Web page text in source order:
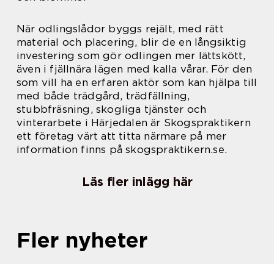
När odlingslådor byggs rejält, med rätt
material och placering, blir de en långsiktig
investering som gör odlingen mer lättskött,
även i fjällnära lägen med kalla vårar. För den
som vill ha en erfaren aktör som kan hjälpa till
med både trädgård, trädfällning,
stubbfräsning, skogliga tjänster och
vinterarbete i Härjedalen är Skogspraktikern
ett företag värt att titta närmare på mer
information finns på skogspraktikern.se.
Läs fler inlägg här
Fler nyheter